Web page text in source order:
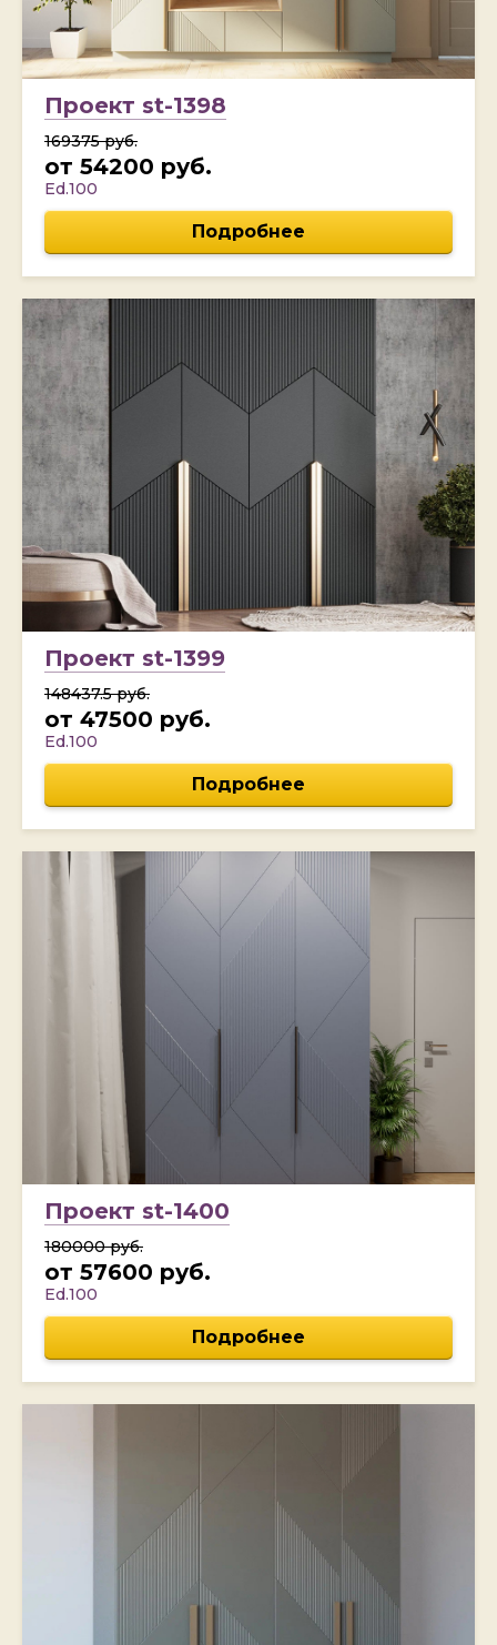
Проект st-1398
169375 руб.
от 54200 руб.
Ed.100
Подробнее
Проект st-1399
148437.5 руб.
от 47500 руб.
Ed.100
Подробнее
Проект st-1400
180000 руб.
от 57600 руб.
Ed.100
Подробнее